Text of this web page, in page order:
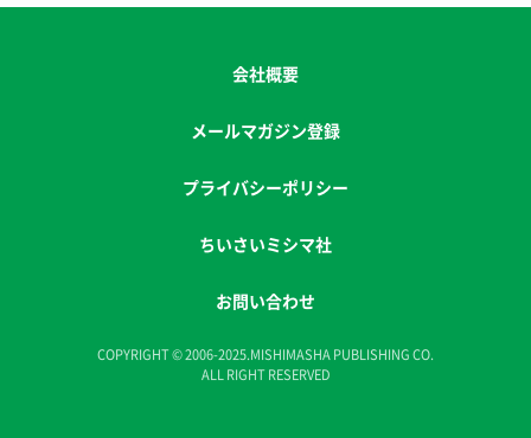
会社概要
メールマガジン登録
プライバシーポリシー
ちいさいミシマ社
お問い合わせ
COPYRIGHT © 2006-2025.MISHIMASHA PUBLISHING CO.
ALL RIGHT RESERVED